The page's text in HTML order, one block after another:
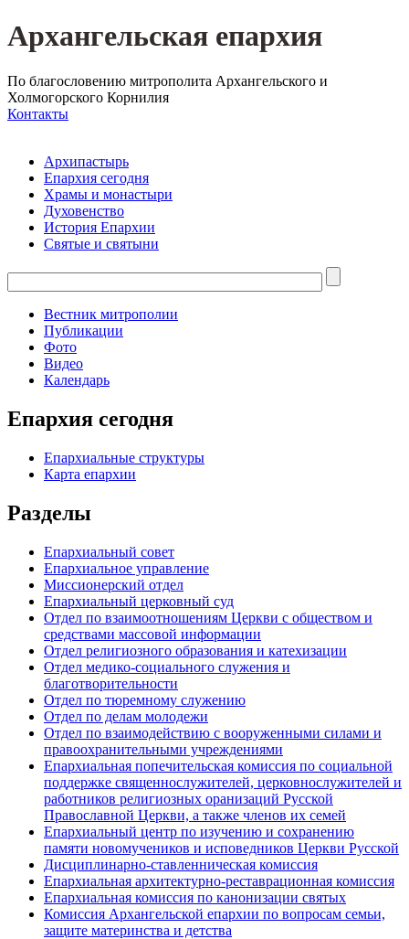
Архангельская епархия
По благословению митрополита Архангельского и
Холмогорского Корнилия
Контакты
Архипастырь
Епархия сегодня
Храмы и монастыри
Духовенство
История Епархии
Святые и святыни
Вестник митрополии
Публикации
Фото
Видео
Календарь
Епархия сегодня
Епархиальные структуры
Карта епархии
Разделы
Епархиальный совет
Епархиальное управление
Миссионерский отдел
Епархиальный церковный суд
Отдел по взаимоотношениям Церкви с обществом и
средствами массовой информации
Отдел религиозного образования и катехизации
Отдел медико-социального служения и
благотворительности
Отдел по тюремному служению
Отдел по делам молодежи
Отдел по взаимодействию с вооруженными силами и
правоохранительными учреждениями
Епархиальная попечительская комиссия по социальной
поддержке священнослужителей, церковнослужителей и
работников религиозных оранизаций Русской
Православной Церкви, а также членов их семей
Епархиальный центр по изучению и сохранению
памяти новомучеников и исповедников Церкви Русской
Дисциплинарно-ставленническая комиссия
Епархиальная архитектурно-реставрационная комиссия
Епархиальная комиссия по канонизации святых
Комиссия Архангельской епархии по вопросам семьи,
защите материнства и детства